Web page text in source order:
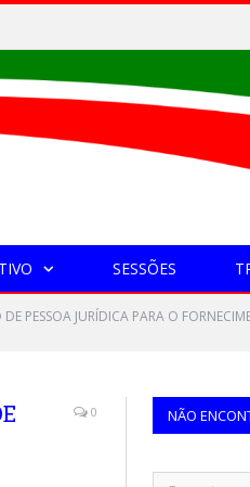
SESSÕES
PESSOA JURÍDICA PARA O
0 NÃO